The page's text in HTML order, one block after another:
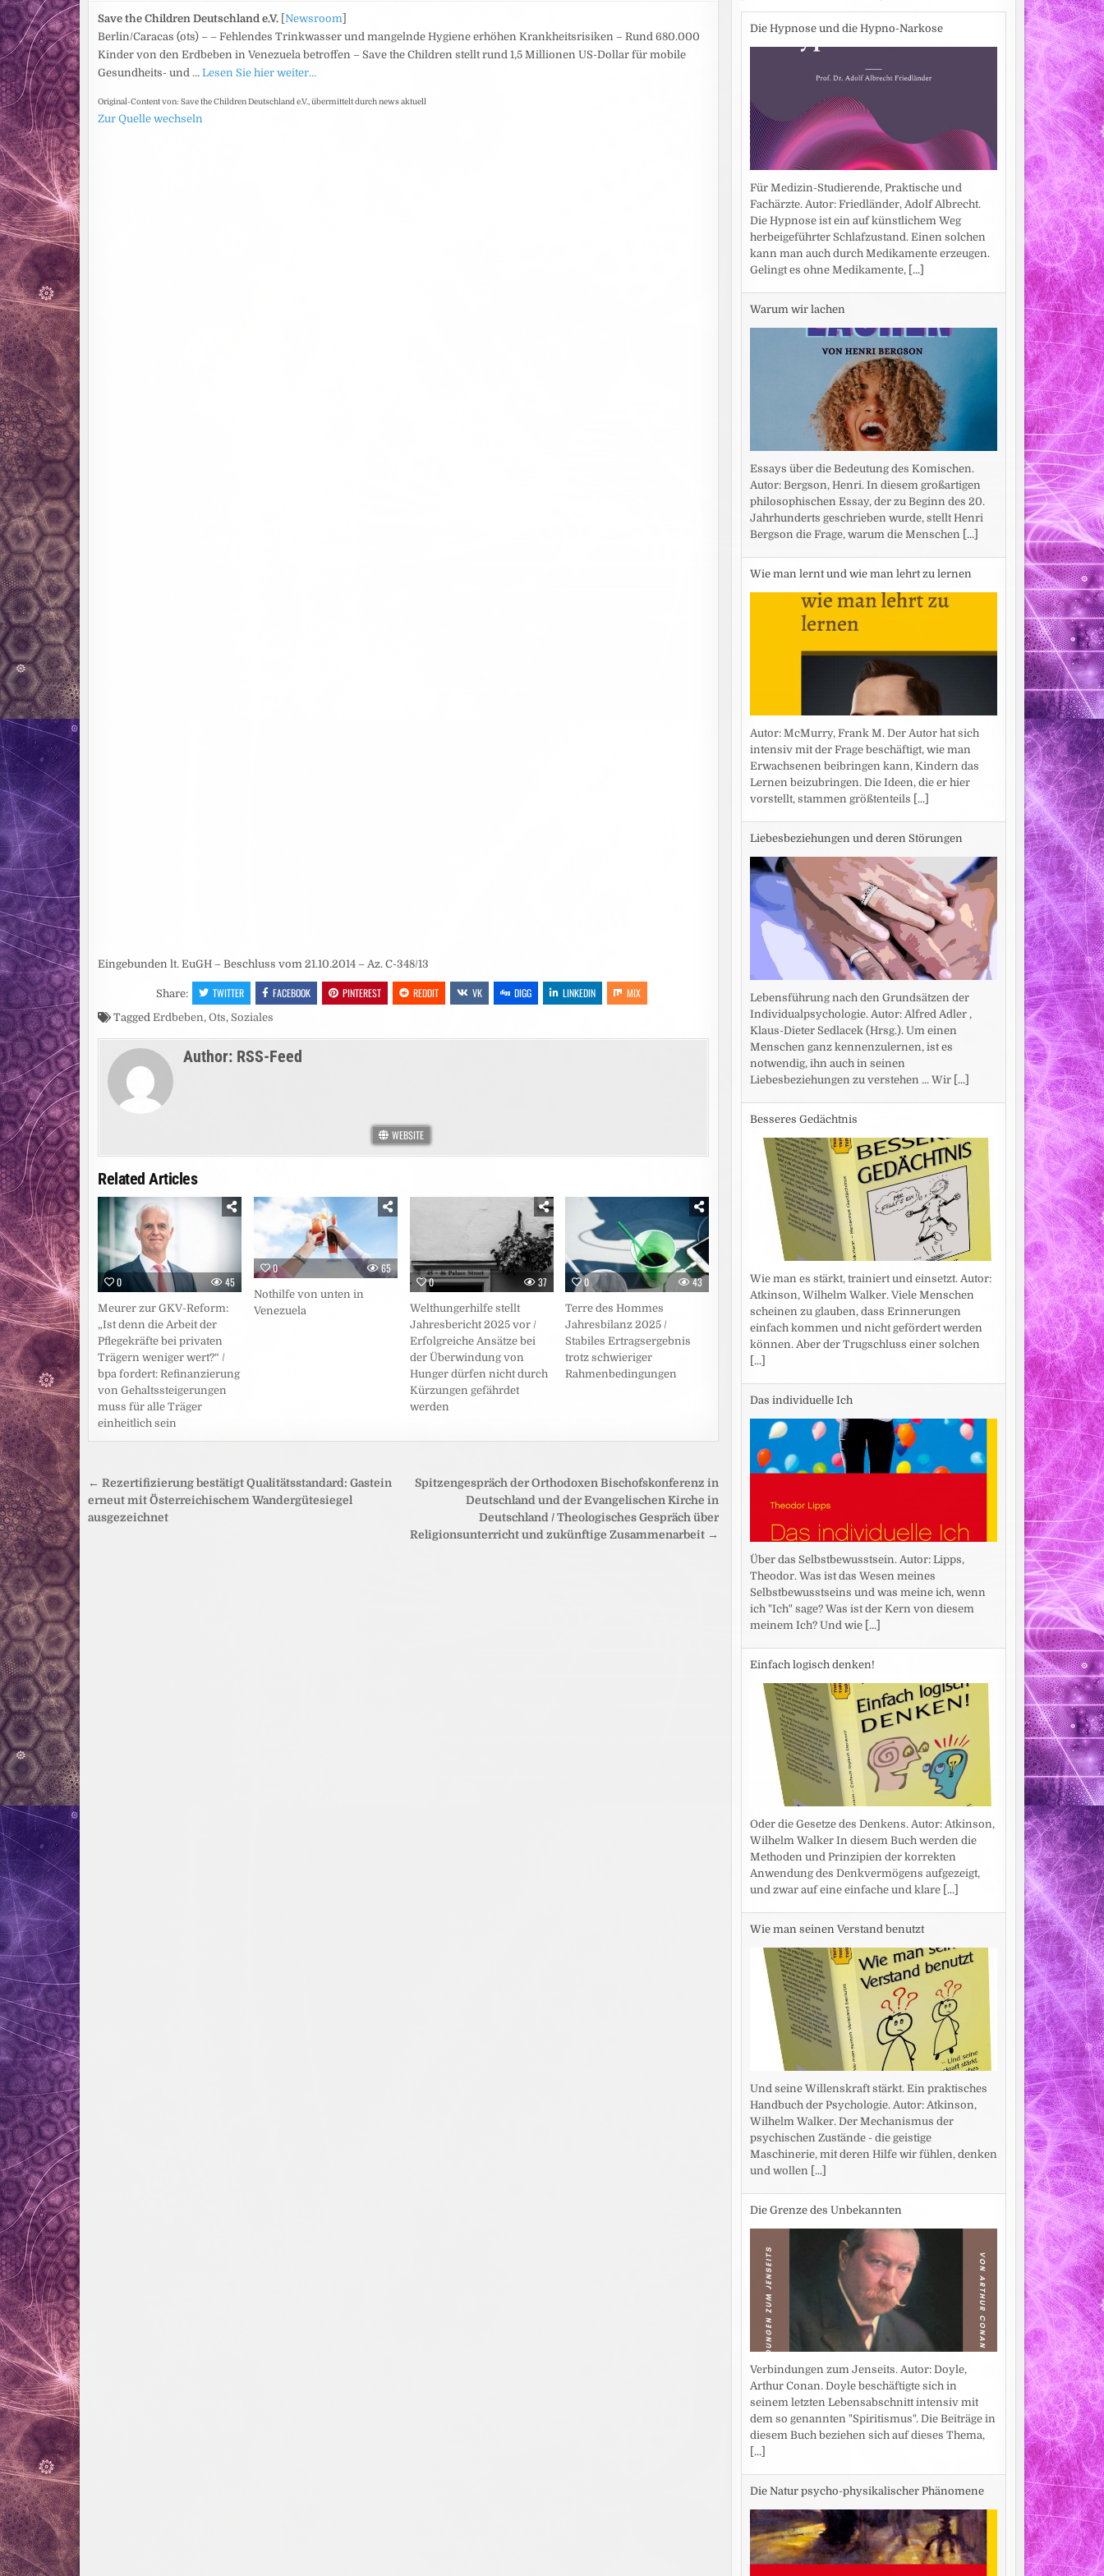
Save the Children Deutschland e.V. Newsroom
Berlin/Caracas (ots) – – Fehlendes Trinkwasser und mangelnde Hygiene erhöhen Krankheitsrisiken – Rund 680.000
Kinder von den Erdbeben in Venezuela betroffen – Save the Children stellt rund 1,5 Millionen US-Dollar für mobile
Gesundheits- und … Lesen Sie hier weiter…
Original-Content von: Save the Children Deutschland e.V., übermittelt durch news aktuell
Zur Quelle wechseln
Eingebunden lt. EuGH – Beschluss vom 21.10.2014 – Az. C-348/13
Share: TWITTER FACEBOOK PINTEREST REDDIT VK DIGG LINKEDIN MIX
Tagged Erdbeben, Ots, Soziales
Author: RSS-Feed
WEBSITE
Related Articles
0 45
Meurer zur GKV-Reform:
„Ist denn die Arbeit der
Pflegekräfte bei privaten
Trägern weniger wert?“ /
bpa fordert: Refinanzierung
von Gehaltssteigerungen
muss für alle Träger
einheitlich sein
0 65
Nothilfe von unten in
Venezuela
0 37
Welthungerhilfe stellt
Jahresbericht 2025 vor /
Erfolgreiche Ansätze bei
der Überwindung von
Hunger dürfen nicht durch
Kürzungen gefährdet
werden
0 43
Terre des Hommes
Jahresbilanz 2025 /
Stabiles Ertragsergebnis
trotz schwieriger
Rahmenbedingungen
Beitragsnavigation
Spitzengespräch der Orthodoxen Bischofskonferenz in
Deutschland und der Evangelischen Kirche in
Deutschland / Theologisches Gespräch über
Religionsunterricht und zukünftige Zusammenarbeit →
← Rezertifizierung bestätigt Qualitätsstandard: Gastein
erneut mit Österreichischem Wandergütesiegel
ausgezeichnet
Die Hypnose und die Hypno-Narkose
Für Medizin-Studierende, Praktische und
Fachärzte. Autor: Friedländer, Adolf Albrecht.
Die Hypnose ist ein auf künstlichem Weg
herbeigeführter Schlafzustand. Einen solchen
kann man auch durch Medikamente erzeugen.
Gelingt es ohne Medikamente, [...]
Warum wir lachen
Essays über die Bedeutung des Komischen.
Autor: Bergson, Henri. In diesem großartigen
philosophischen Essay, der zu Beginn des 20.
Jahrhunderts geschrieben wurde, stellt Henri
Bergson die Frage, warum die Menschen [...]
Wie man lernt und wie man lehrt zu lernen
Autor: McMurry, Frank M. Der Autor hat sich
intensiv mit der Frage beschäftigt, wie man
Erwachsenen beibringen kann, Kindern das
Lernen beizubringen. Die Ideen, die er hier
vorstellt, stammen größtenteils [...]
Liebesbeziehungen und deren Störungen
Lebensführung nach den Grundsätzen der
Individualpsychologie. Autor: Alfred Adler ,
Klaus-Dieter Sedlacek (Hrsg.). Um einen
Menschen ganz kennenzulernen, ist es
notwendig, ihn auch in seinen
Liebesbeziehungen zu verstehen ... Wir [...]
Besseres Gedächtnis
Wie man es stärkt, trainiert und einsetzt. Autor:
Atkinson, Wilhelm Walker. Viele Menschen
scheinen zu glauben, dass Erinnerungen
einfach kommen und nicht gefördert werden
können. Aber der Trugschluss einer solchen
[...]
Das individuelle Ich
Über das Selbstbewusstsein. Autor: Lipps,
Theodor. Was ist das Wesen meines
Selbstbewusstseins und was meine ich, wenn
ich "Ich" sage? Was ist der Kern von diesem
meinem Ich? Und wie [...]
Einfach logisch denken!
Oder die Gesetze des Denkens. Autor: Atkinson,
Wilhelm Walker In diesem Buch werden die
Methoden und Prinzipien der korrekten
Anwendung des Denkvermögens aufgezeigt,
und zwar auf eine einfache und klare [...]
Wie man seinen Verstand benutzt
Und seine Willenskraft stärkt. Ein praktisches
Handbuch der Psychologie. Autor: Atkinson,
Wilhelm Walker. Der Mechanismus der
psychischen Zustände - die geistige
Maschinerie, mit deren Hilfe wir fühlen, denken
und wollen [...]
Die Grenze des Unbekannten
Verbindungen zum Jenseits. Autor: Doyle,
Arthur Conan. Doyle beschäftigte sich in
seinem letzten Lebensabschnitt intensiv mit
dem so genannten "Spiritismus". Die Beiträge in
diesem Buch beziehen sich auf dieses Thema,
[...]
Die Natur psycho-physikalischer Phänomene